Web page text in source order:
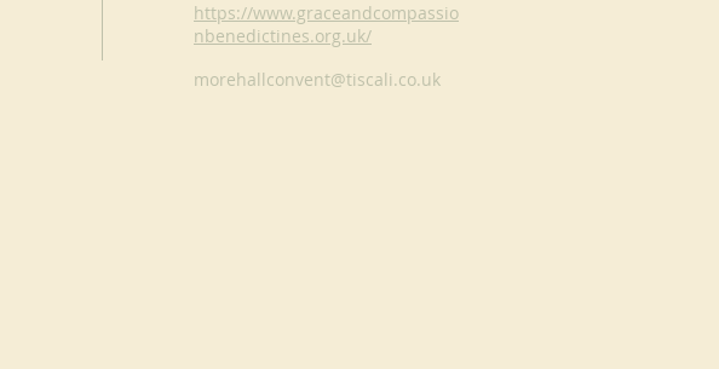
https://www.graceandcompassio
nbenedictines.org.uk/
morehallconvent@tiscali.co.uk